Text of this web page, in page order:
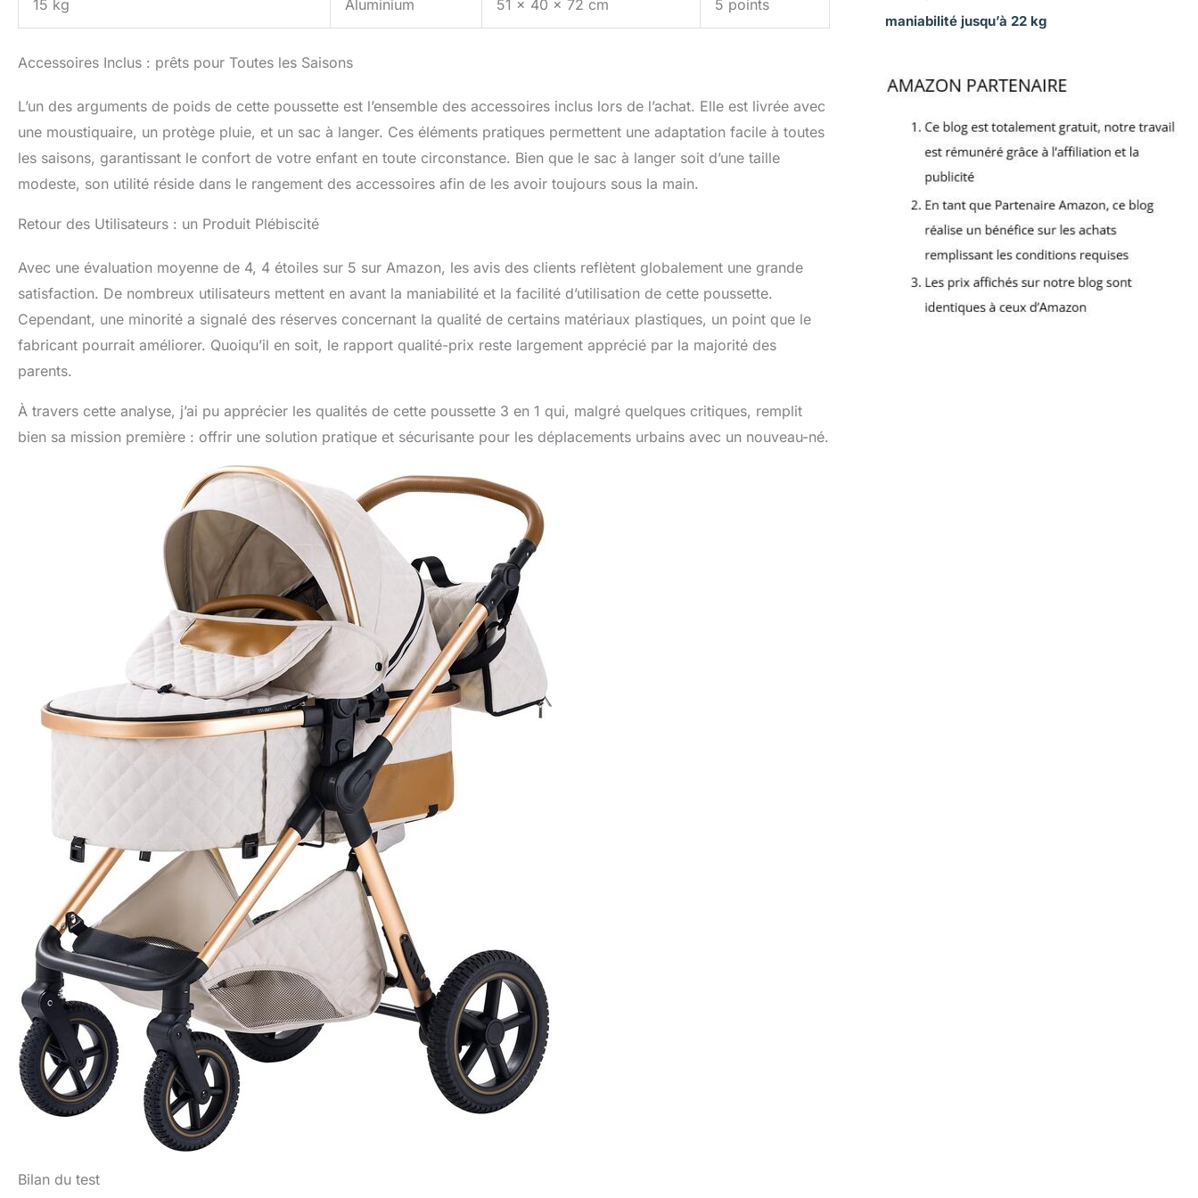
15 kg Aluminium 51 x 40 x 72 cm 5 points
Accessoires Inclus : prêts pour Toutes les Saisons
L’un des arguments de poids de cette poussette est l’ensemble des accessoires inclus lors de l’achat. Elle est livrée avec
une moustiquaire, un protège pluie, et un sac à langer. Ces éléments pratiques permettent une adaptation facile à toutes
les saisons, garantissant le confort de votre enfant en toute circonstance. Bien que le sac à langer soit d’une taille
modeste, son utilité réside dans le rangement des accessoires afin de les avoir toujours sous la main.
Retour des Utilisateurs : un Produit Plébiscité
Avec une évaluation moyenne de 4, 4 étoiles sur 5 sur Amazon, les avis des clients reflètent globalement une grande
satisfaction. De nombreux utilisateurs mettent en avant la maniabilité et la facilité d’utilisation de cette poussette.
Cependant, une minorité a signalé des réserves concernant la qualité de certains matériaux plastiques, un point que le
fabricant pourrait améliorer. Quoiqu’il en soit, le rapport qualité-prix reste largement apprécié par la majorité des
parents.
À travers cette analyse, j’ai pu apprécier les qualités de cette poussette 3 en 1 qui, malgré quelques critiques, remplit
bien sa mission première : offrir une solution pratique et sécurisante pour les déplacements urbains avec un nouveau-né.
Bilan du test
maniabilité jusqu’à 22 kg